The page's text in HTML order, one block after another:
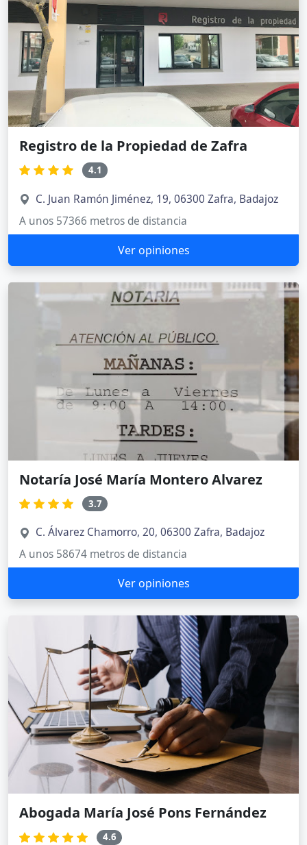
Registro de la Propiedad de Zafra
4.1
C. Juan Ramón Jiménez, 19, 06300 Zafra, Badajoz
A unos 57366 metros de distancia
Ver opiniones
Notaría José María Montero Alvarez
3.7
C. Álvarez Chamorro, 20, 06300 Zafra, Badajoz
A unos 58674 metros de distancia
Ver opiniones
Abogada María José Pons Fernández
4.6